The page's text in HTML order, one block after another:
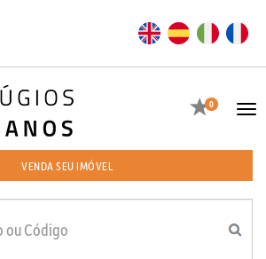
EN ES
Favoritos
0
VENDA SEU IMÓVEL